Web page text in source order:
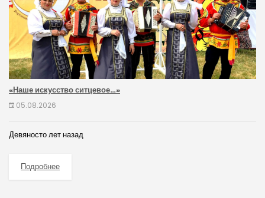
«Наше искусство ситцевое…»
05.08.2026
Девяносто лет назад
Подробнее